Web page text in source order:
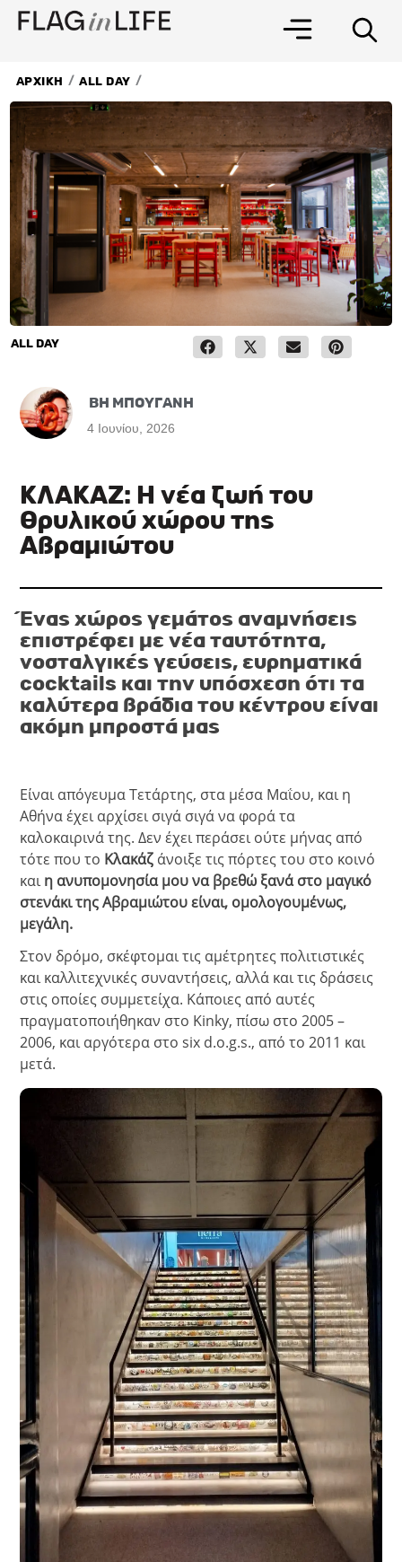
Μετάβαση
στο
ΑΡΧΙΚΗ / ALL DAY /
ALL DAY
ΒΗ ΜΠΟΥΓΑΝΗ
4 Ιουνίου, 2026
ΚΛΑΚΑΖ: Η νέα ζωή του
θρυλικού χώρου της
Αβραμιώτου
Ένας χώρος γεμάτος αναμνήσεις
επιστρέφει με νέα ταυτότητα,
νοσταλγικές γεύσεις, ευρηματικά
cocktails και την υπόσχεση ότι τα
καλύτερα βράδια του κέντρου είναι
ακόμη μπροστά μας
Είναι απόγευμα Τετάρτης, στα μέσα Μαΐου, και η
Αθήνα έχει αρχίσει σιγά σιγά να φορά τα
καλοκαιρινά της. Δεν έχει περάσει ούτε μήνας από
τότε που το Κλακάζ άνοιξε τις πόρτες του στο κοινό
και η ανυπομονησία μου να βρεθώ ξανά στο μαγικό
στενάκι της Αβραμιώτου είναι, ομολογουμένως,
μεγάλη.
Στον δρόμο, σκέφτομαι τις αμέτρητες πολιτιστικές
και καλλιτεχνικές συναντήσεις, αλλά και τις δράσεις
στις οποίες συμμετείχα. Κάποιες από αυτές
πραγματοποιήθηκαν στο Kinky, πίσω στο 2005 –
2006, και αργότερα στο six d.o.g.s., από το 2011 και
μετά.